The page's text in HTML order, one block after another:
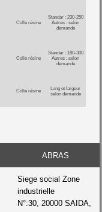
Colle résine
Standar : 230-250
Autres : selon
demande
Colle résine
Standar : 180-300
Autres : selon
demande
Colle résine
Long et largeur
selon demande
ABRAS
Siege social Zone
industrielle
N°:30, 20000 SAIDA,